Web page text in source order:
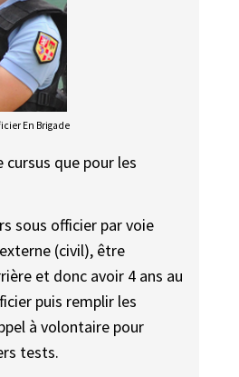
En Brigade
que pour les
sous officier par voie
(civil), être
et donc avoir 4 ans au
puis remplir les
à volontaire pour
tests.